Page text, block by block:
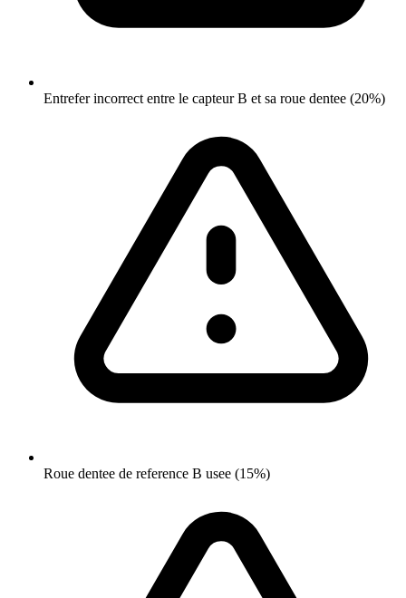
Entrefer incorrect entre le capteur B et sa roue dentee (20%)
Roue dentee de reference B usee (15%)